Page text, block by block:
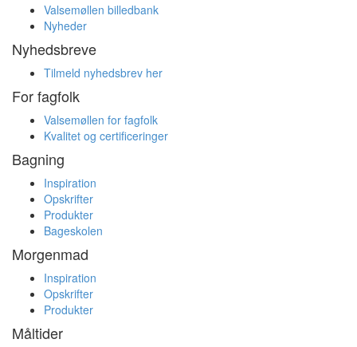
Valsemøllen billedbank
Nyheder
Nyhedsbreve
Tilmeld nyhedsbrev her
For fagfolk
Valsemøllen for fagfolk
Kvalitet og certificeringer
Bagning
Inspiration
Opskrifter
Produkter
Bageskolen
Morgenmad
Inspiration
Opskrifter
Produkter
Måltider